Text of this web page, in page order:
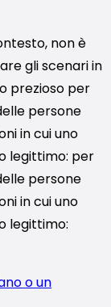
non è
gli scenari in
prezioso per
persone
in cui uno
legittimo: per
persone
in cui uno
legittimo:
o un